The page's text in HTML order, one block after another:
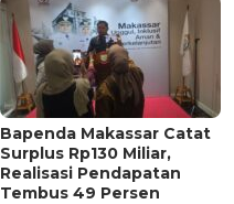
Bapenda Makassar Catat
Surplus Rp130 Miliar,
Realisasi Pendapatan
Tembus 49 Persen